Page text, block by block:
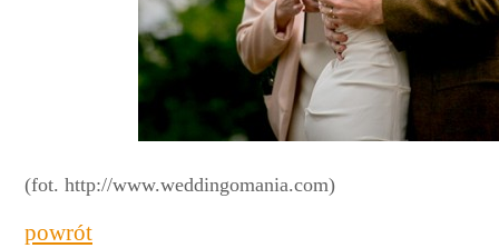
(fot. http://www.weddingomania.com)
powrót